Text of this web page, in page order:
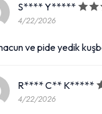
S**** Y*****
4/22/2026
ve pide yedik
R**** C** K*****
4/22/2026